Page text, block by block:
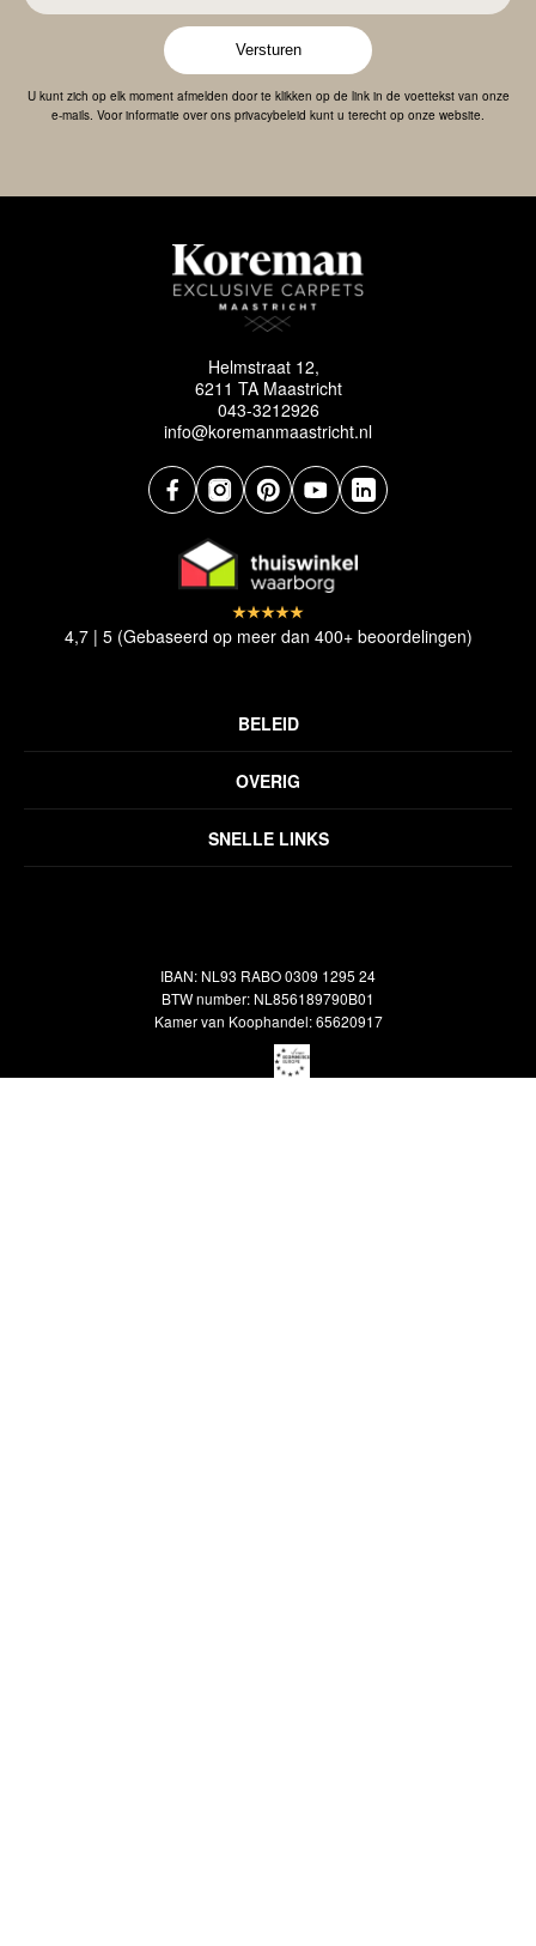
Versturen
U kunt zich op elk moment afmelden door te klikken op de link in de voettekst van onze
e-mails. Voor informatie over ons privacybeleid kunt u terecht op onze website.
Helmstraat 12,
6211 TA Maastricht
043-3212926
info@koremanmaastricht.nl
SNELLE LINKS
OVERIG
Inspiratie
Veelgestelde vragen
BELEID
Disclaimer
Verzendbeleid
4,7 | 5 (Gebaseerd op meer dan 400+ beoordelingen)
IBAN: NL93 RABO 0309 1295 24
BTW number: NL856189790B01
Kamer van Koophandel: 65620917